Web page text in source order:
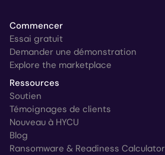
Commencer
Essai gratuit
Demander une démonstration
Explore the marketplace
Ressources
Soutien
Témoignages de clients
Nouveau à HYCU
Blog
Ransomware & Readiness Calculator